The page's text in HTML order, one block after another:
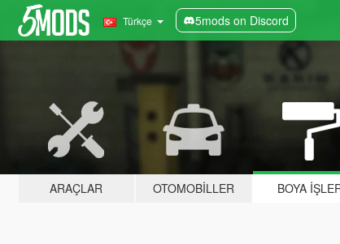
Türkçe 5mods on Discord
ARAÇLAR OTOMOBILLER BOYA